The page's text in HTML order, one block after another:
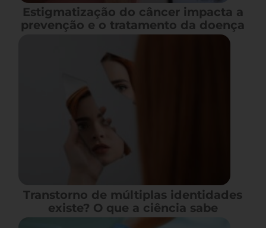
Estigmatização do câncer impacta a
prevenção e o tratamento da doença
Transtorno de múltiplas identidades
existe? O que a ciência sabe